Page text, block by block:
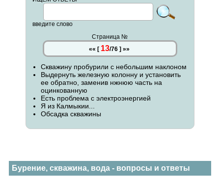
введите слово
Страница №
«« [ 13/76] »»
Скважину пробурили с небольшим наклоном
Выдернуть железную колонну и установить
ее обратно, заменив нжнюю часть на
оцинкованную
Есть проблема с электроэнергией
Я из Калмыкии...
Обсадка скважины
Бурение, скважина, вода - вопросы и ответы